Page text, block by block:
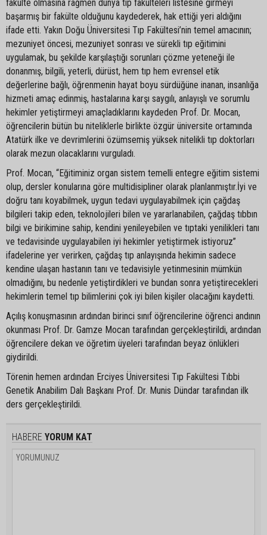
fakülte olmasına rağmen dünya tıp fakülteleri listesine girmeyi
başarmış bir fakülte olduğunu kaydederek, hak ettiği yeri aldığını
ifade etti. Yakın Doğu Üniversitesi Tıp Fakültesi’nin temel amacının;
mezuniyet öncesi, mezuniyet sonrası ve sürekli tıp eğitimini
uygulamak, bu şekilde karşılaştığı sorunları çözme yeteneği ile
donanmış, bilgili, yeterli, dürüst, hem tıp hem evrensel etik
değerlerine bağlı, öğrenmenin hayat boyu sürdüğüne inanan, insanlığa
hizmeti amaç edinmiş, hastalarına karşı saygılı, anlayışlı ve sorumlu
hekimler yetiştirmeyi amaçladıklarını kaydeden Prof. Dr. Mocan,
öğrencilerin bütün bu niteliklerle birlikte özgür üniversite ortamında
Atatürk ilke ve devrimlerini özümsemiş yüksek nitelikli tıp doktorları
olarak mezun olacaklarını vurguladı.
Prof. Mocan, “Eğitiminiz organ sistem temelli entegre eğitim sistemi
olup, dersler konularına göre multidisipliner olarak planlanmıştır.İyi ve
doğru tanı koyabilmek, uygun tedavi uygulayabilmek için çağdaş
bilgileri takip eden, teknolojileri bilen ve yararlanabilen, çağdaş tıbbın
bilgi ve birikimine sahip, kendini yenileyebilen ve tıptaki yenilikleri tanı
ve tedavisinde uygulayabilen iyi hekimler yetiştirmek istiyoruz”
ifadelerine yer verirken, çağdaş tıp anlayışında hekimin sadece
kendine ulaşan hastanın tanı ve tedavisiyle yetinmesinin mümkün
olmadığını, bu nedenle yetiştirdikleri ve bundan sonra yetiştirecekleri
hekimlerin temel tıp bilimlerini çok iyi bilen kişiler olacağını kaydetti.
Açılış konuşmasının ardından birinci sınıf öğrencilerine öğrenci andının
okunması Prof. Dr. Gamze Mocan tarafından gerçekleştirildi, ardından
öğrencilere dekan ve öğretim üyeleri tarafından beyaz önlükleri
giydirildi.
Törenin hemen ardından Erciyes Üniversitesi Tıp Fakültesi Tıbbi
Genetik Anabilim Dalı Başkanı Prof. Dr. Munis Dündar tarafından ilk
ders gerçekleştirildi.
HABERE YORUM KAT